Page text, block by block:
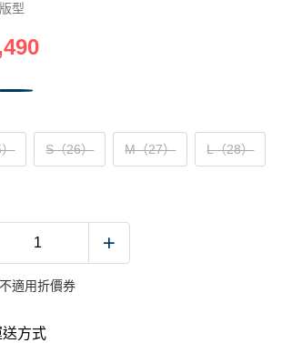
型
S（26） M（27） L（28）
適用折價券
方式